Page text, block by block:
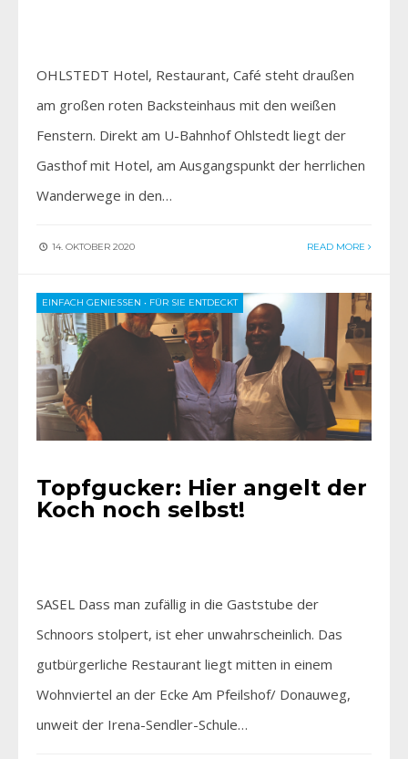
OHLSTEDT Hotel, Restaurant, Café steht draußen
am großen roten Backsteinhaus mit den weißen
Fenstern. Direkt am U-Bahnhof Ohlstedt liegt der
Gasthof mit Hotel, am Ausgangspunkt der herrlichen
Wanderwege in den…
14. OKTOBER 2020 READ MORE
EINFACH GENIESSEN • FÜR SIE ENTDECKT
Topfgucker: Hier angelt der
Koch noch selbst!
SASEL Dass man zufällig in die Gaststube der
Schnoors stolpert, ist eher unwahrscheinlich. Das
gutbürgerliche Restaurant liegt mitten in einem
Wohnviertel an der Ecke Am Pfeilshof/ Donauweg,
unweit der Irena-Sendler-Schule…